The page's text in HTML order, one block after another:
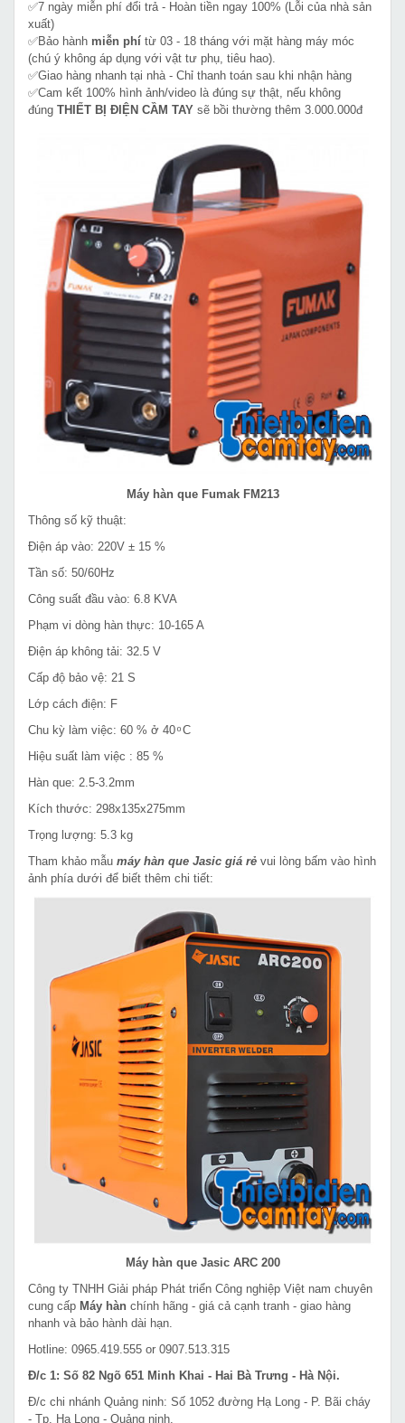
✅7 ngày miễn phí đổi trả - Hoàn tiền ngay 100% (Lỗi của nhà sản
xuất)
✅Bảo hành miễn phí từ 03 - 18 tháng với mặt hàng máy móc
(chú ý không áp dụng với vật tư phụ, tiêu hao).
✅Giao hàng nhanh tại nhà - Chỉ thanh toán sau khi nhận hàng
✅Cam kết 100% hình ảnh/video là đúng sự thật, nếu không
đúng THIẾT BỊ ĐIỆN CẦM TAY sẽ bồi thường thêm 3.000.000đ
Máy hàn que Fumak FM213
Thông số kỹ thuật:
Điện áp vào: 220V ± 15 %
Tần số: 50/60Hz
Công suất đầu vào: 6.8 KVA
Phạm vi dòng hàn thực: 10-165 A
Điện áp không tải: 32.5 V
Cấp độ bảo vệ: 21 S
Lớp cách điện: F
Chu kỳ làm việc: 60 % ở 40 ͦ C
Hiệu suất làm việc : 85 %
Hàn que: 2.5-3.2mm
Kích thước: 298x135x275mm
Trọng lượng: 5.3 kg
Tham khảo mẫu máy hàn que Jasic giá rẻ vui lòng bấm vào hình
ảnh phía dưới để biết thêm chi tiết:
Máy hàn que Jasic ARC 200
Công ty TNHH Giải pháp Phát triển Công nghiệp Việt nam chuyên
cung cấp Máy hàn chính hãng - giá cả cạnh tranh - giao hàng
nhanh và bảo hành dài hạn.
Hotline: 0965.419.555 or 0907.513.315
Đ/c 1: Số 82 Ngõ 651 Minh Khai - Hai Bà Trưng - Hà Nội.
Đ/c chi nhánh Quảng ninh: Số 1052 đường Hạ Long - P. Bãi cháy
- Tp. Hạ Long - Quảng ninh.